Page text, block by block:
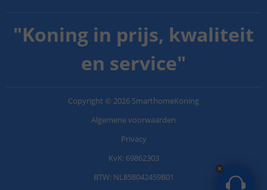
"Koning in prijs, kwaliteit
en service"
Copyright © 2026 SmarthomeKoning
Algemene voorwaarden
Privacy
KvK: 69862303
BTW: NL858042459B01